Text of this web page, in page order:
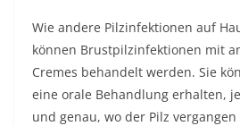
Wie andere Pilzinfektionen auf
können Brustpilzinfektionen mit
Cremes behandelt werden. Sie
eine orale Behandlung erhalten,
und genau, wo der Pilz